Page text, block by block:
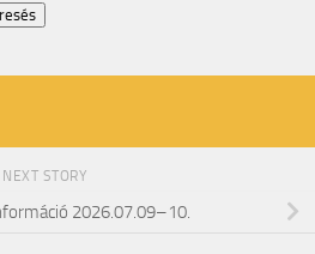
NEXT STORY
2026.07.09–10.